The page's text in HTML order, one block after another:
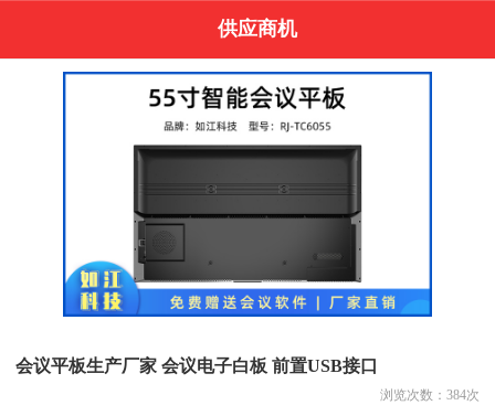
供应商机
会议平板生产厂家 会议电子白板 前置USB接口
浏览次数： 384次